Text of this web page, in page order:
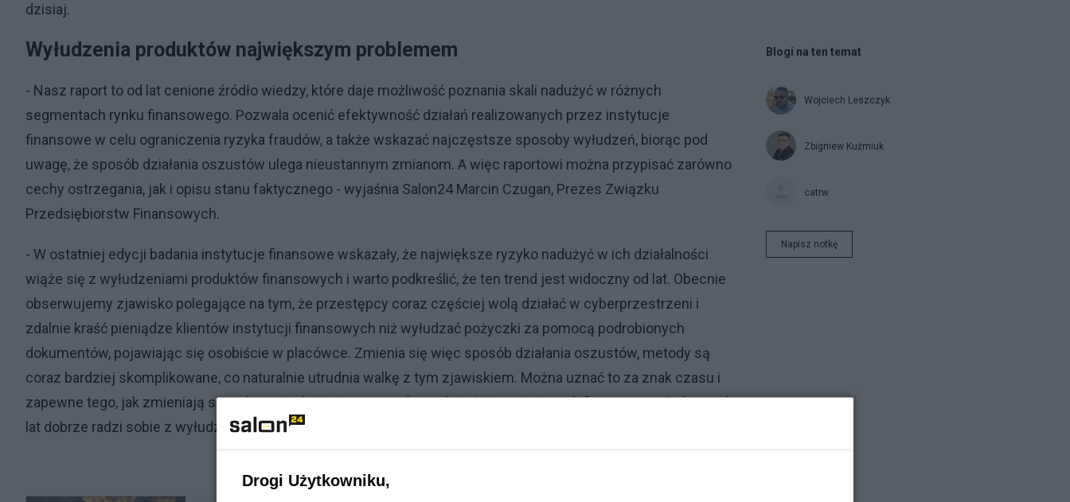
dzisiaj.
Wyłudzenia produktów największym problemem
- Nasz raport to od lat cenione źródło wiedzy, które daje możliwość poznania skali nadużyć w różnych
segmentach rynku finansowego. Pozwala ocenić efektywność działań realizowanych przez instytucje
finansowe w celu ograniczenia ryzyka fraudów, a także wskazać najczęstsze sposoby wyłudzeń, biorąc pod
uwagę, że sposób działania oszustów ulega nieustannym zmianom. A więc raportowi można przypisać zarówno
cechy ostrzegania, jak i opisu stanu faktycznego - wyjaśnia Salon24 Marcin Czugan, Prezes Związku
Przedsiębiorstw Finansowych.
- W ostatniej edycji badania instytucje finansowe wskazały, że największe ryzyko nadużyć w ich działalności
wiąże się z wyłudzeniami produktów finansowych i warto podkreślić, że ten trend jest widoczny od lat. Obecnie
obserwujemy zjawisko polegające na tym, że przestępcy coraz częściej wolą działać w cyberprzestrzeni i
zdalnie kraść pieniądze klientów instytucji finansowych niż wyłudzać pożyczki za pomocą podrobionych
dokumentów, pojawiając się osobiście w placówce. Zmienia się więc sposób działania oszustów, metody są
coraz bardziej skomplikowane, co naturalnie utrudnia walkę z tym zjawiskiem. Można uznać to za znak czasu i
zapewne tego, jak zmieniają się schematy działania sprawców nadużyć. Niemniej rynek finansowy w Polsce od
lat dobrze radzi sobie z wyłudzeniami.
Blogi na ten temat
Wojciech Leszczyk
Zbigniew Kuźmiuk
catrw
Napisz notkę
Drogi Użytkowniku,